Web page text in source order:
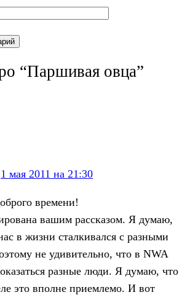
“Паршивая овца”
1 мая 2011 на 21:30
времени!
вашим рассказом. Я думаю,
в жизни сталкивался с разными
не удивительно, что в NWA
разные люди. Я думаю, что
это вполне приемлемо. И вот